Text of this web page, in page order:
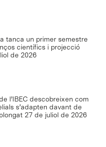
tanca un primer semestre
científics i projecció
de 2026
l’IBEC descobreixen com
s’adapten davant de
27 de juliol de 2026